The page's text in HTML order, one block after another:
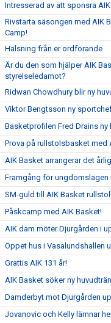
Intresserad av att sponsra
Rivstarta säsongen med AIK
Camp!
Hälsning från er ordförande
Är du den som hjälper AIK
styrelseledamot?
Ridwan Chowdhury blir ny
Viktor Bengtsson ny
Basketprofilen Fred Drains
Prova på rullstolsbasket med
AIK Basket arrangerar det
Framgång för ungdomslagen
SM-guld till AIK Basket
Påskcamp med AIK Basket!
AIK dam möter Djurgården i
Öppet hus i Vasalundshallen
Grattis AIK 131 år!
AIK Basket söker ny
Damderbyt mot Djurgården
Jovanovic och Kelly lämnar